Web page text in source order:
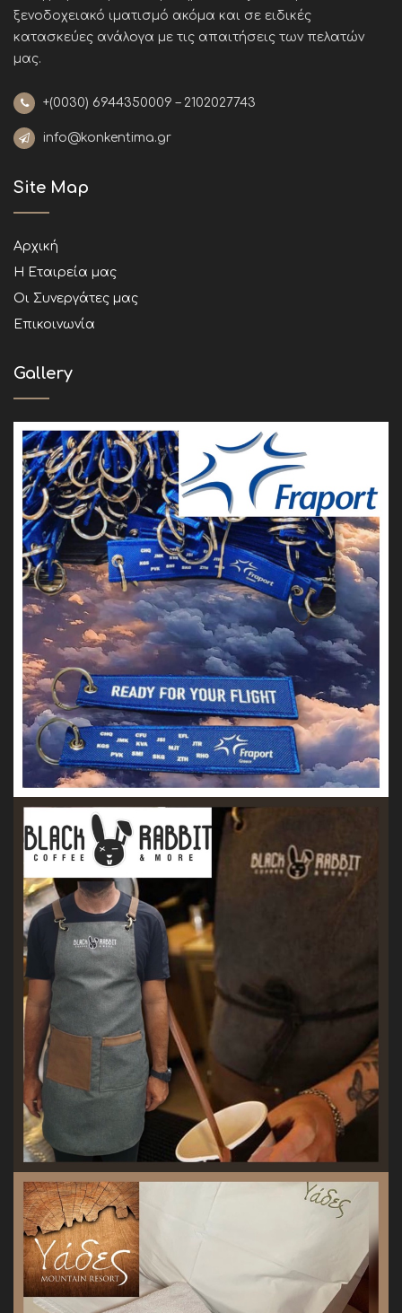
ξενοδοχειακό ιματισμό ακόμα και σε ειδικές
κατασκεύες ανάλογα με τις απαιτήσεις των πελατών
μας.
+(0030) 6944350009 – 2102027743
info@konkentima.gr
Site Map
Αρχική
Η Εταιρεία μας
Οι Συνεργάτες μας
Επικοινωνία
Gallery